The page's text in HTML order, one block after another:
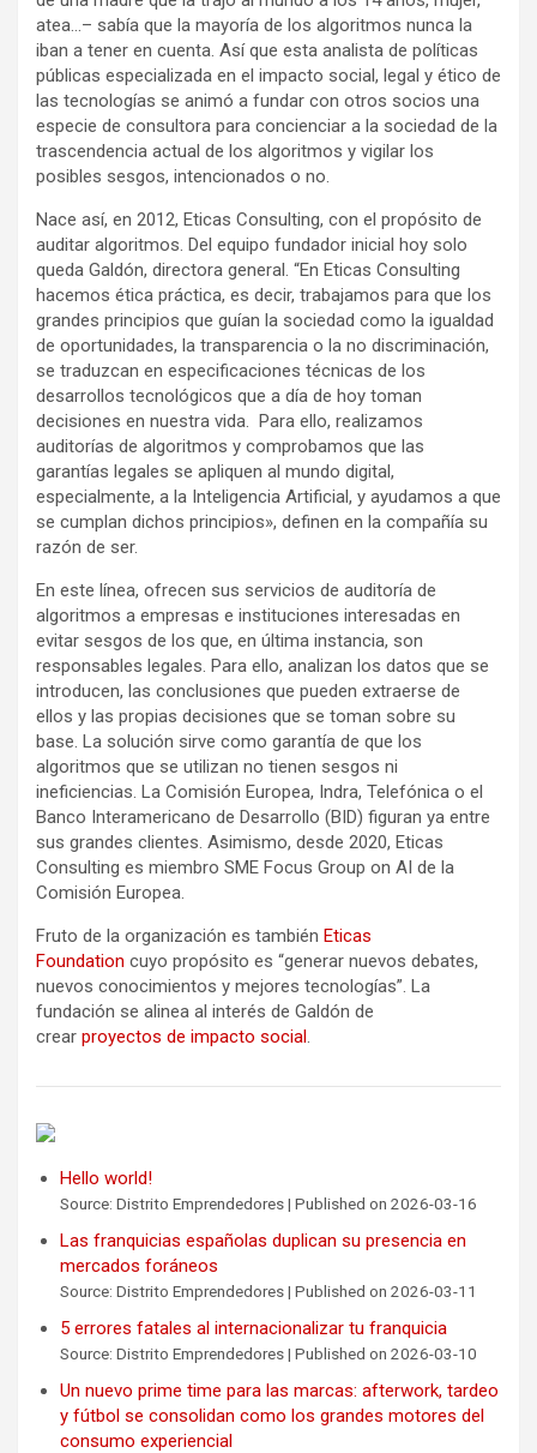
atea…– sabía que la mayoría de los algoritmos nunca la
iban a tener en cuenta. Así que esta analista de políticas
públicas especializada en el impacto social, legal y ético de
las tecnologías se animó a fundar con otros socios una
especie de consultora para concienciar a la sociedad de la
trascendencia actual de los algoritmos y vigilar los
posibles sesgos, intencionados o no.
Nace así, en 2012, Eticas Consulting, con el propósito de
auditar algoritmos. Del equipo fundador inicial hoy solo
queda Galdón, directora general. “En Eticas Consulting
hacemos ética práctica, es decir, trabajamos para que los
grandes principios que guían la sociedad como la igualdad
de oportunidades, la transparencia o la no discriminación,
se traduzcan en especificaciones técnicas de los
desarrollos tecnológicos que a día de hoy toman
decisiones en nuestra vida. Para ello, realizamos
auditorías de algoritmos y comprobamos que las
garantías legales se apliquen al mundo digital,
especialmente, a la Inteligencia Artificial, y ayudamos a que
se cumplan dichos principios», definen en la compañía su
razón de ser.
En este línea, ofrecen sus servicios de auditoría de
algoritmos a empresas e instituciones interesadas en
evitar sesgos de los que, en última instancia, son
responsables legales. Para ello, analizan los datos que se
introducen, las conclusiones que pueden extraerse de
ellos y las propias decisiones que se toman sobre su
base. La solución sirve como garantía de que los
algoritmos que se utilizan no tienen sesgos ni
ineficiencias. La Comisión Europea, Indra, Telefónica o el
Banco Interamericano de Desarrollo (BID) figuran ya entre
sus grandes clientes. Asimismo, desde 2020, Eticas
Consulting es miembro SME Focus Group on AI de la
Comisión Europea.
Fruto de la organización es también Eticas
Foundation cuyo propósito es “generar nuevos debates,
nuevos conocimientos y mejores tecnologías”. La
fundación se alinea al interés de Galdón de
crear proyectos de impacto social.
Hello world!
Source: Distrito Emprendedores Published on 2026-03-16
Las franquicias españolas duplican su presencia en
mercados foráneos
Source: Distrito Emprendedores Published on 2026-03-11
5 errores fatales al internacionalizar tu franquicia
Source: Distrito Emprendedores Published on 2026-03-10
Un nuevo prime time para las marcas: afterwork, tardeo
y fútbol se consolidan como los grandes motores del
consumo experiencial